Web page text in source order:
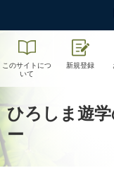
このサイトにつ
いて
新規登録
ひろしま遊
ー